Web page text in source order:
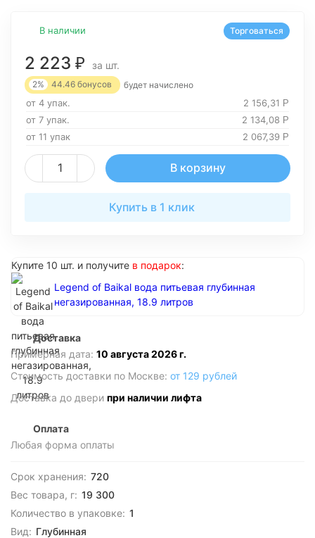
В наличии
2 223 ₽ за шт.
2% 44.46 бонусов будет начислено
от 4 упак. 2 156,31 Р
от 7 упак. 2 134,08 Р
от 11 упак 2 067,39 Р
В корзину
Купить в 1 клик
Торговаться
Купите 10 шт. и получите в подарок:
Legend of Baikal вода питьевая глубинная
негазированная, 18.9 литров
Доставка
Примерная дата: 10 августа 2026 г.
Стоимость доставки по Москве: от 129 рублей
Доставка до двери при наличии лифта
Оплата
Любая форма оплаты
Срок хранения: 720
Вес товара, г: 19 300
Количество в упаковке: 1
Вид: Глубинная